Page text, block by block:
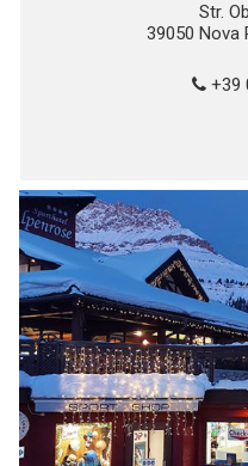
Str.
39050 Nova
+39